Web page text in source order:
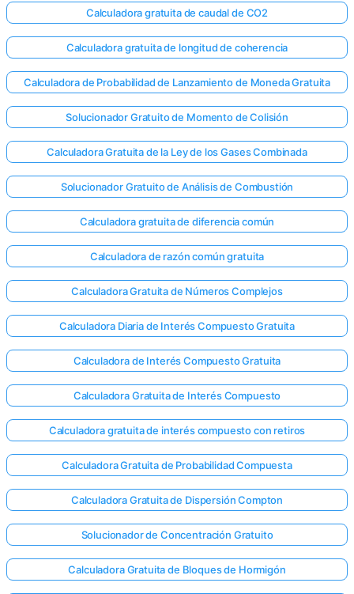
Calculadora gratuita de caudal de CO2
Calculadora gratuita de longitud de coherencia
Calculadora de Probabilidad de Lanzamiento de Moneda Gratuita
Solucionador Gratuito de Momento de Colisión
Calculadora Gratuita de la Ley de los Gases Combinada
Solucionador Gratuito de Análisis de Combustión
Calculadora gratuita de diferencia común
Calculadora de razón común gratuita
Calculadora Gratuita de Números Complejos
Calculadora Diaria de Interés Compuesto Gratuita
Calculadora de Interés Compuesto Gratuita
Calculadora Gratuita de Interés Compuesto
Calculadora gratuita de interés compuesto con retiros
Calculadora Gratuita de Probabilidad Compuesta
Calculadora Gratuita de Dispersión Compton
Solucionador de Concentración Gratuito
Calculadora Gratuita de Bloques de Hormigón